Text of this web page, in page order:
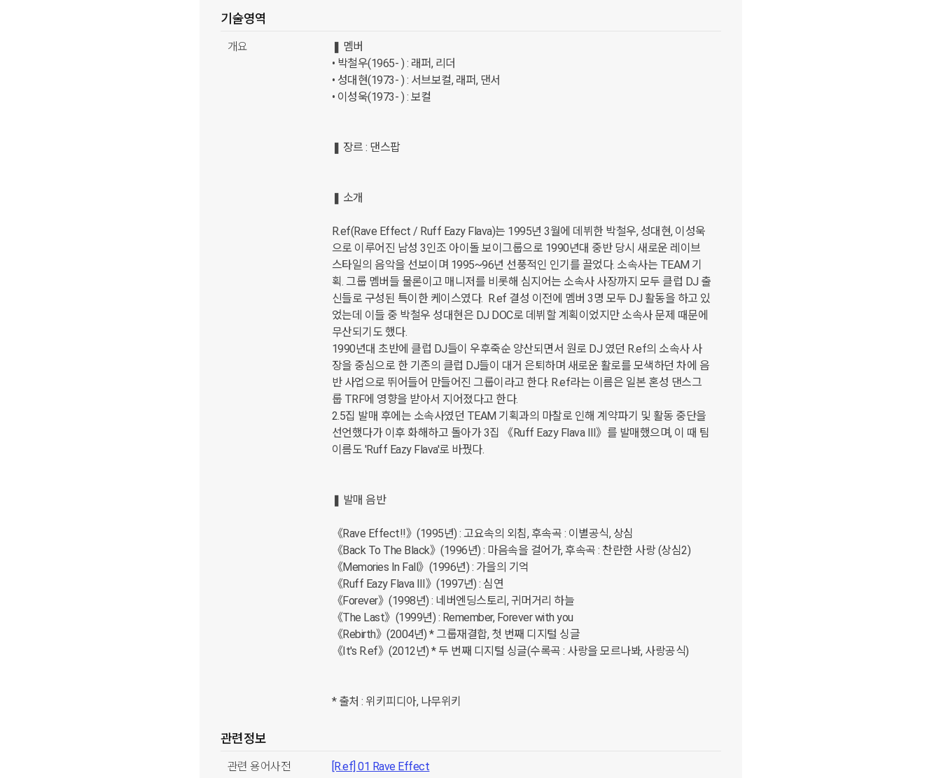
기술영역
개요
❚ 멤버
• 박철우(1965- ) : 래퍼, 리더
• 성대현(1973- ) : 서브보컬, 래퍼, 댄서
• 이성욱(1973- ) : 보컬
❚ 장르 : 댄스팝
❚ 소개
R.ef(Rave Effect / Ruff Eazy Flava)는 1995년 3월에 데뷔한 박철우, 성대현, 이성욱
으로 이루어진 남성 3인조 아이돌 보이그룹으로 1990년대 중반 당시 새로운 레이브
스타일의 음악을 선보이며 1995~96년 선풍적인 인기를 끌었다. 소속사는 TEAM 기
획. 그룹 멤버들 물론이고 매니저를 비롯해 심지어는 소속사 사장까지 모두 클럽 DJ 출
신들로 구성된 특이한 케이스였다.  R.ef 결성 이전에 멤버 3명 모두 DJ 활동을 하고 있
었는데 이들 중 박철우 성대현은 DJ DOC로 데뷔할 계획이었지만 소속사 문제 때문에
무산되기도 했다.
1990년대 초반에 클럽 DJ들이 우후죽순 양산되면서 원로 DJ 였던 R.ef의 소속사 사
장을 중심으로 한 기존의 클럽 DJ들이 대거 은퇴하며 새로운 활로를 모색하던 차에 음
반 사업으로 뛰어들어 만들어진 그룹이라고 한다. R.ef라는 이름은 일본 혼성 댄스그
룹 TRF에 영향을 받아서 지어졌다고 한다.
2.5집 발매 후에는 소속사였던 TEAM 기획과의 마찰로 인해 계약파기 및 활동 중단을
선언했다가 이후 화해하고 돌아가 3집 《Ruff Eazy Flava Ⅲ》를 발매했으며, 이 때 팀
이름도 'Ruff Eazy Flava'로 바꿨다.
❚ 발매 음반
《Rave Effect!!》(1995년) : 고요속의 외침, 후속곡 : 이별공식, 상심
《Back To The Black》(1996년) : 마음속을 걸어가, 후속곡 : 찬란한 사랑 (상심2)
《Memories In Fall》(1996년) : 가을의 기억
《Ruff Eazy Flava Ⅲ》(1997년) : 심연
《Forever》(1998년) : 네버엔딩스토리, 귀머거리 하늘
《The Last》(1999년) : Remember, Forever with you
《Rebirth》(2004년) * 그룹재결합, 첫 번째 디지털 싱글
《It's R.ef》(2012년) * 두 번째 디지털 싱글(수록곡 : 사랑을 모르나봐, 사랑공식)
관련정보
관련 용어사전 [R.ef] 01 Rave Effect